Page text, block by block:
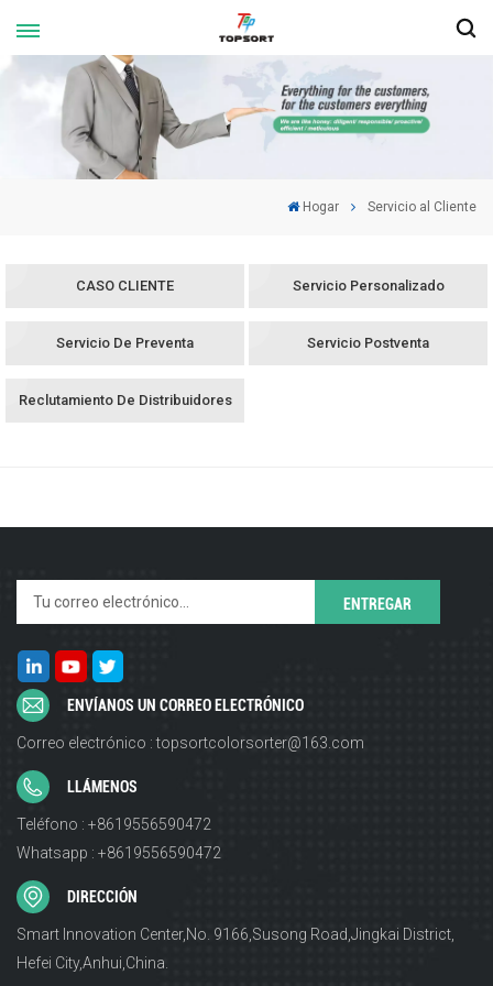
Hogar Servicio al Cliente
CASO CLIENTE Servicio Personalizado
Servicio De Preventa Servicio Postventa
Reclutamiento De Distribuidores
ENVÍANOS UN CORREO ELECTRÓNICO
Correo electrónico : topsortcolorsorter@163.com
LLÁMENOS
Teléfono : +8619556590472
Whatsapp : +8619556590472
DIRECCIÓN
Smart Innovation Center,No. 9166,Susong Road,Jingkai District,
Hefei City,Anhui,China.